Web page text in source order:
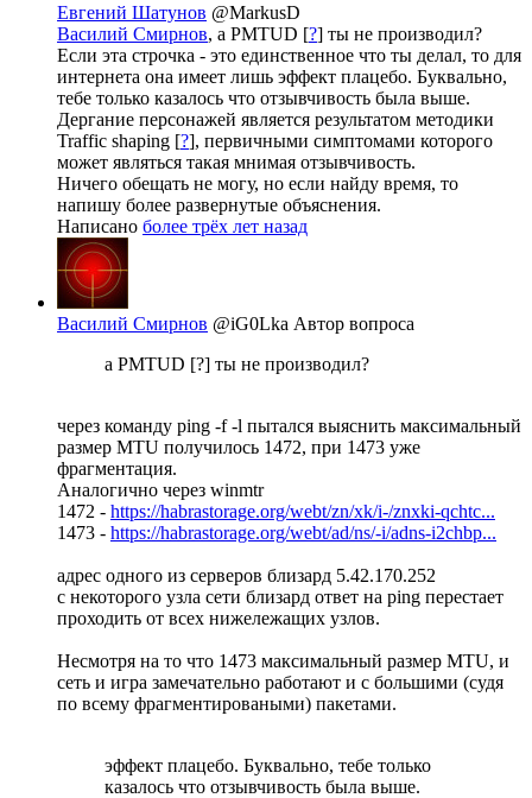
Евгений Шатунов @MarkusD
Василий Смирнов, а PMTUD [?] ты не производил?
Если эта строчка - это единственное что ты делал, то для
интернета она имеет лишь эффект плацебо. Буквально,
тебе только казалось что отзывчивость была выше.
Дергание персонажей является результатом методики
Traffic shaping [?], первичными симптомами которого
может являться такая мнимая отзывчивость.
Ничего обещать не могу, но если найду время, то
напишу более развернутые объяснения.
Написано более трёх лет назад
Василий Смирнов @iG0Lka Автор вопроса
а PMTUD [?] ты не производил?
через команду ping -f -l пытался выяснить максимальный
размер MTU получилось 1472, при 1473 уже
фрагментация.
Аналогично через winmtr
1472 - https://habrastorage.org/webt/zn/xk/i-/znxki-qchtc...
1473 - https://habrastorage.org/webt/ad/ns/-i/adns-i2chbp...
адрес одного из серверов близард 5.42.170.252
с некоторого узла сети близард ответ на ping перестает
проходить от всех нижележащих узлов.
Несмотря на то что 1473 максимальный размер MTU, и
сеть и игра замечательно работают и с большими (судя
по всему фрагментироваными) пакетами.
эффект плацебо. Буквально, тебе только
казалось что отзывчивость была выше.